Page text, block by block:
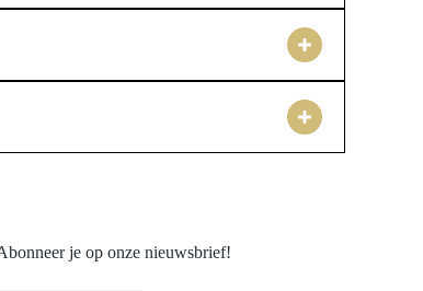
op een niet-vochtige plek. De sieraden
op zijn mooist.
vaak in kleine oplages geproduceerd
jouw wensen en uitstraling. Zo vind je altijd
de veroorzaker van huidirritaties. Het is
biedt vaak een goede bescherming en
je op onze nieuwsbrief!